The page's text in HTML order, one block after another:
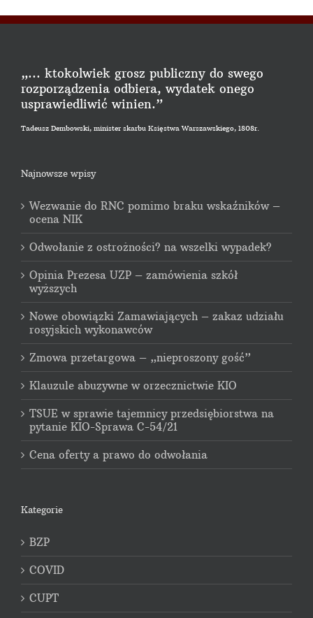
„... ktokolwiek grosz publiczny do swego
rozporządzenia odbiera, wydatek onego
usprawiedliwić winien.”
Tadeusz Dembowski, minister skarbu Księstwa Warszawskiego, 1808r.
Najnowsze wpisy
Wezwanie do RNC pomimo braku wskaźników –
ocena NIK
Odwołanie z ostrożności? na wszelki wypadek?
Opinia Prezesa UZP – zamówienia szkół
wyższych
Nowe obowiązki Zamawiających – zakaz udziału
rosyjskich wykonawców
Zmowa przetargowa – „nieproszony gość”
Klauzule abuzywne w orzecznictwie KIO
TSUE w sprawie tajemnicy przedsiębiorstwa na
pytanie KIO-Sprawa C-54/21
Cena oferty a prawo do odwołania
Kategorie
BZP
COVID
CUPT